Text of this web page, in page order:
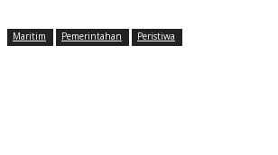
Maritim Pemerintahan Peristiwa